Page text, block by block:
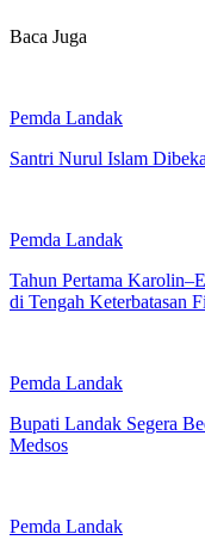
Baca Juga
Pemda Landak
Santri Nurul Islam
Pemda Landak
Tahun Pertama
di Tengah Keterbatasan
Pemda Landak
Bupati Landak Segera
Medsos
Pemda Landak